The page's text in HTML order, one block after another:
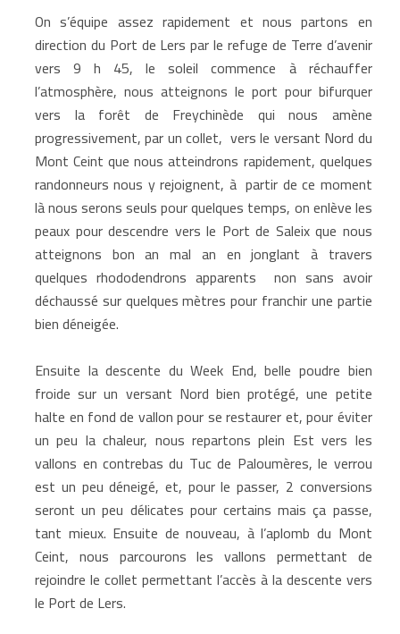
On s’équipe assez rapidement et nous partons en
direction du Port de Lers par le refuge de Terre d’avenir
vers 9 h 45, le soleil commence à réchauffer
l’atmosphère, nous atteignons le port pour bifurquer
vers la forêt de Freychinède qui nous amène
progressivement, par un collet, vers le versant Nord du
Mont Ceint que nous atteindrons rapidement, quelques
randonneurs nous y rejoignent, à partir de ce moment
là nous serons seuls pour quelques temps, on enlève les
peaux pour descendre vers le Port de Saleix que nous
atteignons bon an mal an en jonglant à travers
quelques rhododendrons apparents non sans avoir
déchaussé sur quelques mètres pour franchir une partie
bien déneigée.
Ensuite la descente du Week End, belle poudre bien
froide sur un versant Nord bien protégé, une petite
halte en fond de vallon pour se restaurer et, pour éviter
un peu la chaleur, nous repartons plein Est vers les
vallons en contrebas du Tuc de Paloumères, le verrou
est un peu déneigé, et, pour le passer, 2 conversions
seront un peu délicates pour certains mais ça passe,
tant mieux. Ensuite de nouveau, à l’aplomb du Mont
Ceint, nous parcourons les vallons permettant de
rejoindre le collet permettant l’accès à la descente vers
le Port de Lers.